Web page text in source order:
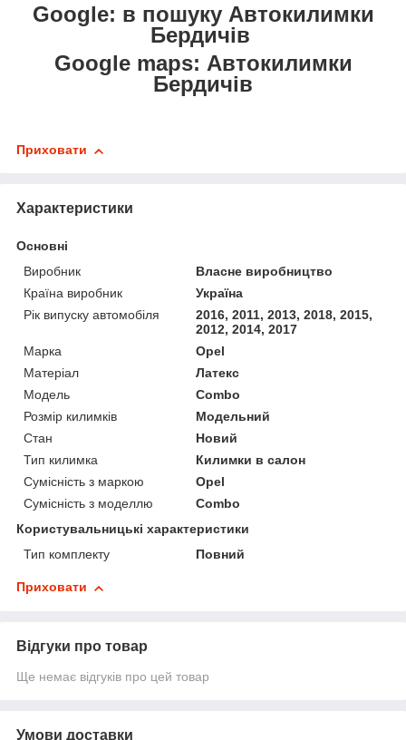
Google: в пошуку Автокилимки
Бердичів
Google maps: Автокилимки
Бердичів
Приховати
Характеристики
Основні
Виробник
Власне виробництво
Країна виробник
Україна
Рік випуску автомобіля
2016, 2011, 2013, 2018, 2015,
2012, 2014, 2017
Марка
Opel
Матеріал
Латекс
Модель
Combo
Розмір килимків
Модельний
Стан
Новий
Тип килимка
Килимки в салон
Сумісність з маркою
Opel
Сумісність з моделлю
Combo
Користувальницькі характеристики
Тип комплекту
Повний
Приховати
Відгуки про товар
Ще немає відгуків про цей товар
Умови доставки